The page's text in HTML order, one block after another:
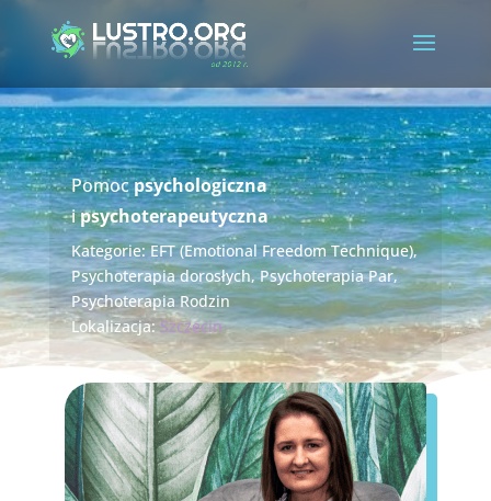
Pomocpsychologiczna
ipsychoterapeutyczna
Kategorie:EFT (Emotional Freedom Technique),
Psychoterapia dorosłych,Psychoterapia Par,
Psychoterapia Rodzin
Lokalizacja:Szczecin